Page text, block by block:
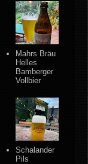
Mahrs Bräu
Helles
Bamberger
Vollbier
Schalander
Pils